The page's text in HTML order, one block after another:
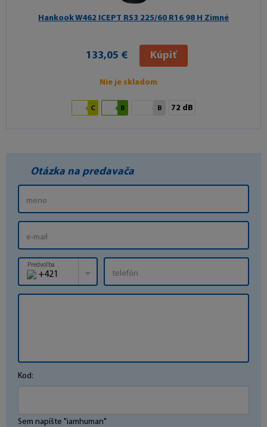
Hankook W462 ICEPT RS3 225/60 R16 98 H Zimné
133,05 € Kúpiť
Nie je skladom
C B B 72 dB
Otázka na predavača
Predvoľba
+421
Kod:
Sem napíšte "iamhuman"